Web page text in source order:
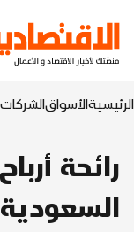
الرئيسيةالأسواقالشركات
رائحة